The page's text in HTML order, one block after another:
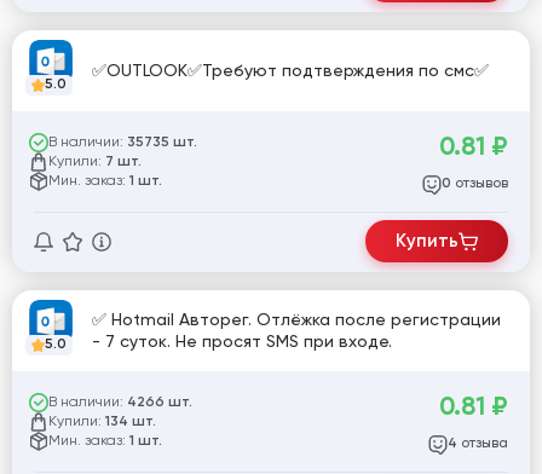
5.0
✅OUTLOOK✅Требуют подтверждения по смс✅
В наличии: 35735 шт.
Купили: 7 шт.
Мин. заказ: 1 шт.
0.81 ₽
0 отзывов
Купить
5.0
✅ Hotmail Авторег. Отлёжка после регистрации
- 7 суток. Не просят SMS при входе.
В наличии: 4266 шт.
Купили: 134 шт.
Мин. заказ: 1 шт.
0.81 ₽
4 отзыва